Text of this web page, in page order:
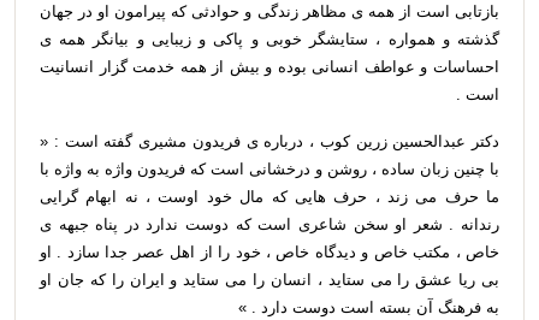
بازتابی است از همه ی مظاهر زندگی و حوادثی که پیرامون او در جهان
گذشته و همواره ، ستایشگر خوبی و پاکی و زیبایی و بیانگر همه ی
احساسات و عواطف انسانی بوده و بیش از همه خدمت گزار انسانیت
است .
دکتر عبدالحسین زرین کوب ، درباره ی فریدون مشیری گفته است : «
با چنین زبان ساده ، روشن و درخشانی است که فریدون واژه به واژه با
ما حرف می زند ، حرف هایی که مال خود اوست ، نه ابهام گرایی
رندانه . شعر او سخن شاعری است که دوست ندارد در پناه جبهه ی
خاص ، مکتب خاص و دیدگاه خاص ، خود را از اهل عصر جدا سازد . او
بی ریا عشق را می ستاید ، انسان را می ستاید و ایران را که جان او
به فرهنگ آن بسته است دوست دارد . »